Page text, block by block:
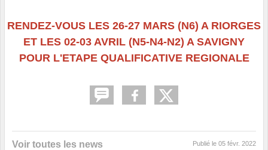
RENDEZ-VOUS LES 26-27 MARS (N6) A RIORGES
ET LES 02-03 AVRIL (N5-N4-N2) A SAVIGNY
POUR L'ETAPE QUALIFICATIVE REGIONALE
Voir toutes les news Publié le 05 févr. 2022